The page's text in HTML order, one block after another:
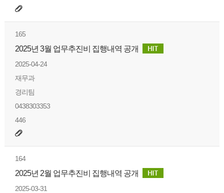
165
2025년 3월 업무추진비 집행내역 공개
2025-04-24
재무과
경리팀
0438303353
446
164
2025년 2월 업무추진비 집행내역 공개
2025-03-31